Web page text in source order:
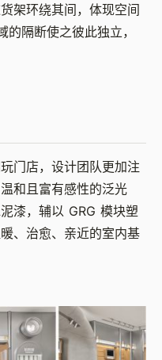
架环绕其间，体现空间
隔断使之彼此独立，
门店，设计团队更加注
和且富有感性的泛光
漆，辅以 GRG 模块塑
、治愈、亲近的室内基